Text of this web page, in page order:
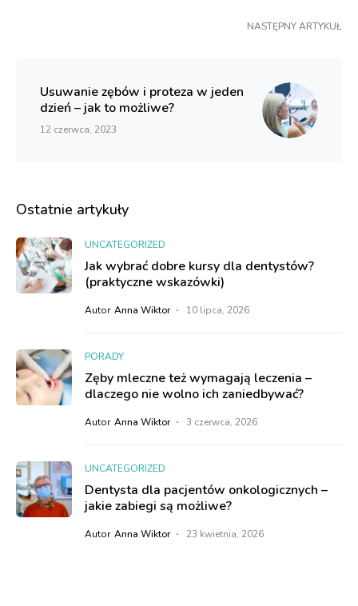
NASTĘPNY ARTYKUŁ
Usuwanie zębów i proteza w jeden
dzień – jak to możliwe?
12 czerwca, 2023
Ostatnie artykuły
UNCATEGORIZED
Jak wybrać dobre kursy dla dentystów?
(praktyczne wskazówki)
Autor Anna Wiktor 10 lipca, 2026
PORADY
Zęby mleczne też wymagają leczenia –
dlaczego nie wolno ich zaniedbywać?
Autor Anna Wiktor 3 czerwca, 2026
UNCATEGORIZED
Dentysta dla pacjentów onkologicznych –
jakie zabiegi są możliwe?
Autor Anna Wiktor 23 kwietnia, 2026